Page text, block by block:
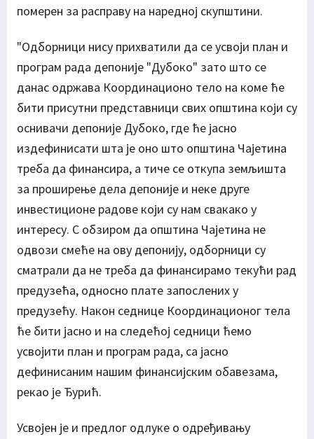
померен за расправу на наредној скупштини.
"Одборници нису прихватили да се усвоји план и
програм рада депоније "Дубоко" зато што се
данас одржава Координационо тело на коме ће
бити присутни представници свих општина који су
оснивачи депоније Дубоко, где ће јасно
издефинисати шта је оно што општина Чајетина
треба да финансира, а тиче се откупа земљишта
за проширење дела депоније и неке друге
инвестиционе радове који су нам свакако у
интересу. С обзиром да општина Чајетина не
одвози смеће на ову депонију, одборници су
сматрали да не треба да финансирамо текући рад
предузећа, односно плате запослених у
предузећу. Након седнице Координационог тела
ће бити јасно и на следећој седници ћемо
усвојити план и програм рада, са јасно
дефинисаним нашим финансијским обавезама,
рекао је Ђурић.
Усвојен је и предлог одлуке о одређивању